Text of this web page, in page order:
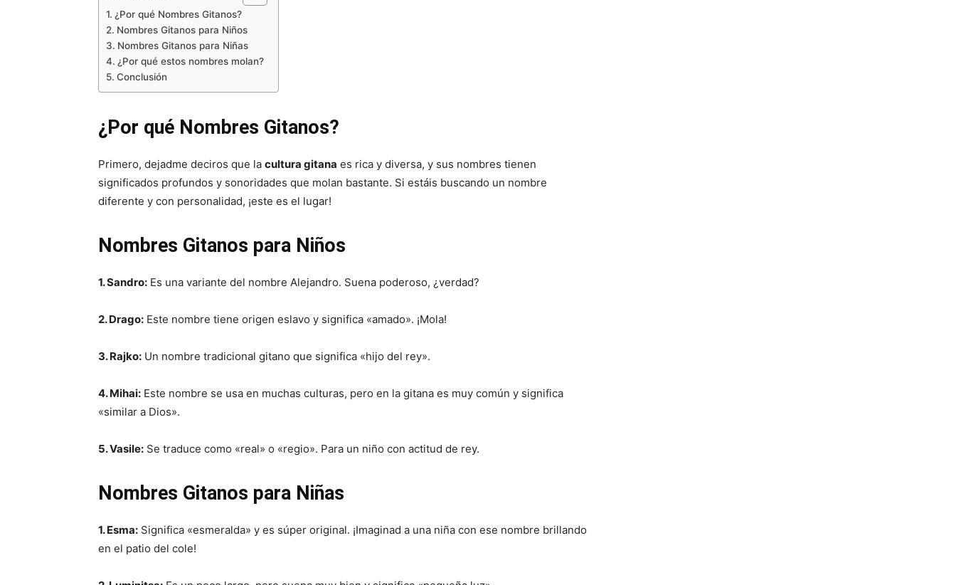
¿Por qué Nombres Gitanos?
Nombres Gitanos para Niños
Nombres Gitanos para Niñas
¿Por qué estos nombres molan?
Conclusión
¿Por qué Nombres Gitanos?
Primero, dejadme deciros que la cultura gitana es rica y diversa, y sus nombres tienen
significados profundos y sonoridades que molan bastante. Si estáis buscando un nombre
diferente y con personalidad, ¡este es el lugar!
Nombres Gitanos para Niños
1. Sandro: Es una variante del nombre Alejandro. Suena poderoso, ¿verdad?
2. Drago: Este nombre tiene origen eslavo y significa «amado». ¡Mola!
3. Rajko: Un nombre tradicional gitano que significa «hijo del rey».
4. Mihai: Este nombre se usa en muchas culturas, pero en la gitana es muy común y significa
«similar a Dios».
5. Vasile: Se traduce como «real» o «regio». Para un niño con actitud de rey.
Nombres Gitanos para Niñas
1. Esma: Significa «esmeralda» y es súper original. ¡Imaginad a una niña con ese nombre brillando
en el patio del cole!